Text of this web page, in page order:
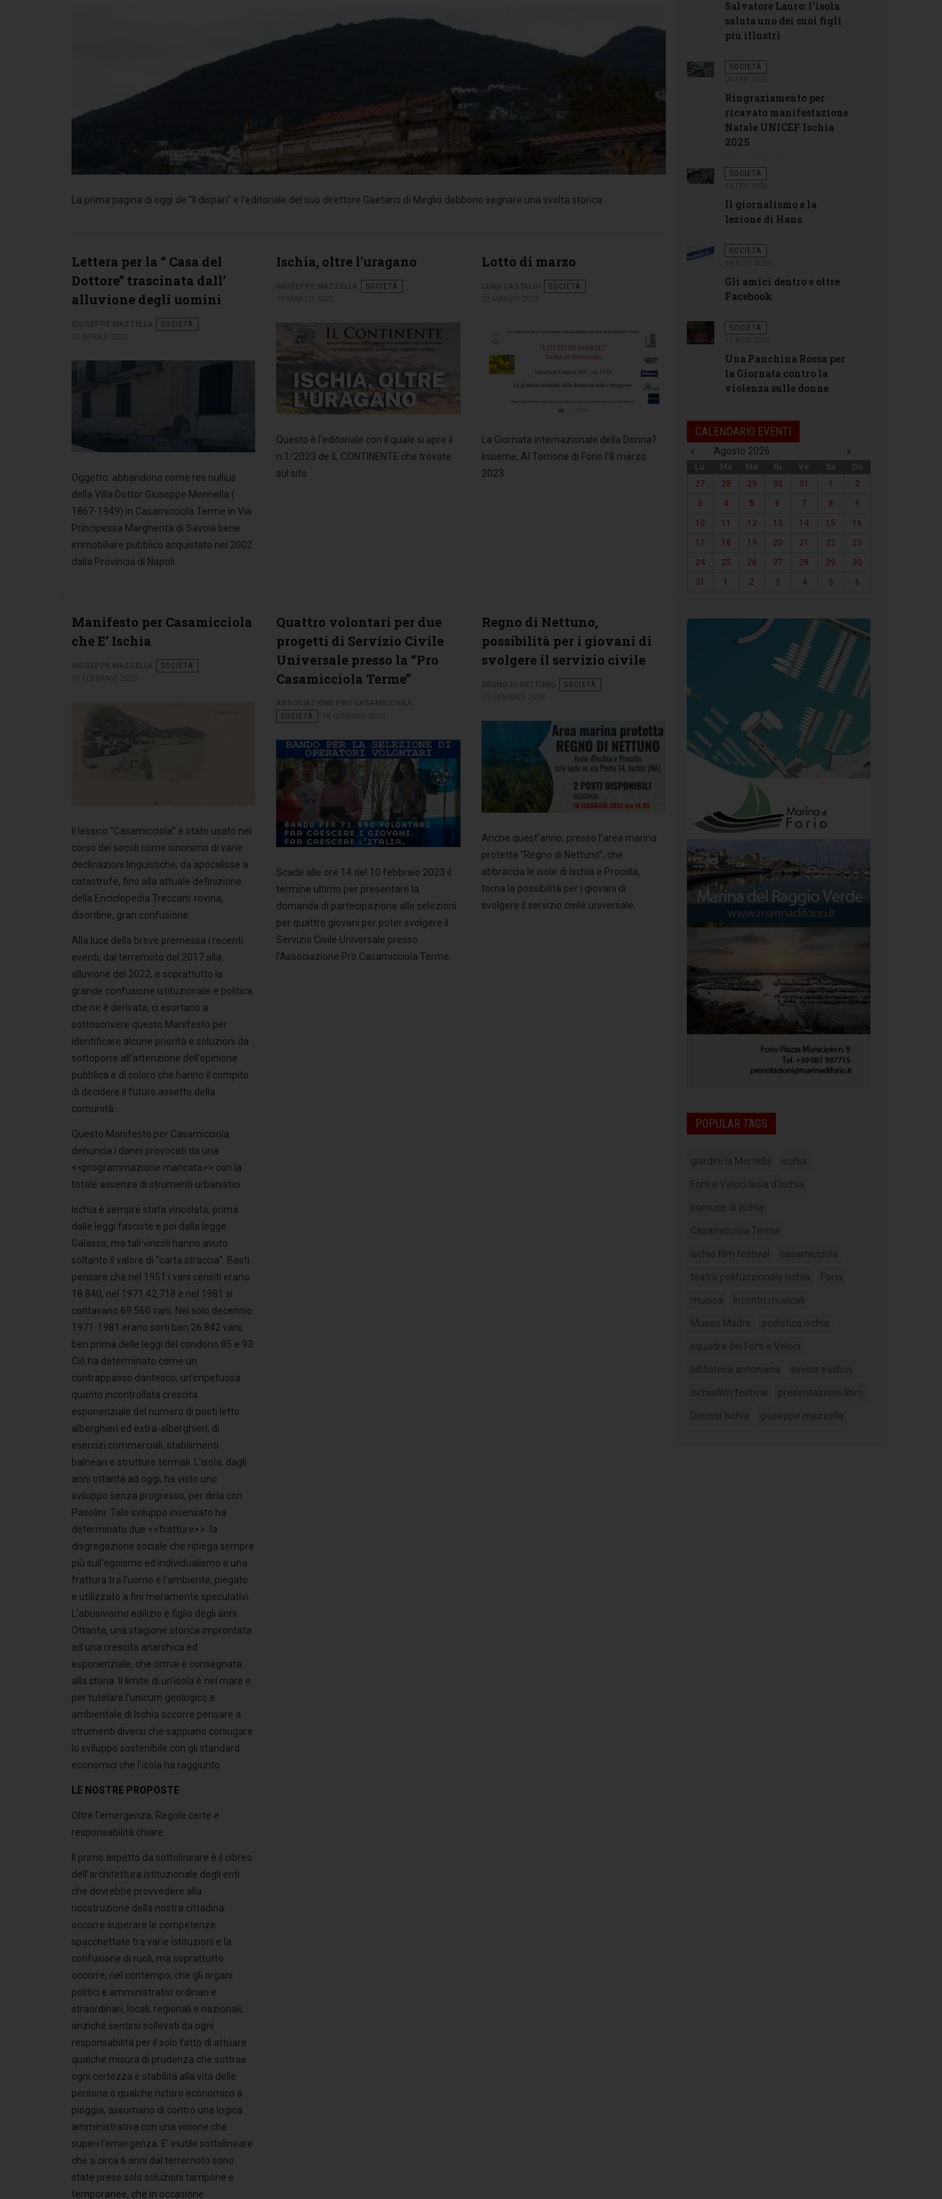
La prima pagina di oggi de "Il dispari" e l'editoriale del suo direttore Gaetano di Meglio debbono segnare una svolta storica.
Lettera per la “ Casa del
Dottore” trascinata dall’
alluvione degli uomini
SOCIETÀ
Oggetto: abbandono come res nullius
della Villa Dottor Giuseppe Mennella (
1867-1949) in Casamicciola Terme in Via
Principessa Margherita di Savoia bene
immobiliare pubblico acquistato nel 2002
dalla Provincia di Napoli.
Ischia, oltre l'uragano
SOCIETÀ
Questo è l'editoriale con il quale si apre il
n.1/2023 de IL CONTINENTE che trovate
sul sito
Lotto di marzo
SOCIETÀ
La Giornata internazionale della Donna?
Insieme, Al Torrione di Forio l’8 marzo
2023.
Manifesto per Casamicciola
che E’ Ischia
SOCIETÀ
Il lessico “Casamicciola” è stato usato nel
corso dei secoli come sinonimo di varie
declinazioni linguistiche, da apocalisse a
catastrofe, fino alla attuale definizione
della Enciclopedia Treccani: rovina,
disordine, gran confusione.
Alla luce della breve premessa i recenti
eventi, dal terremoto del 2017 alla
alluvione del 2022, e soprattutto la
grande confusione istituzionale e politica
che ne è derivata, ci esortano a
sottoscrivere questo Manifesto per
identificare alcune priorità e soluzioni da
sottoporre all’attenzione dell’opinione
pubblica e di coloro che hanno il compito
di decidere il futuro assetto della
comunità.
Questo Manifesto per Casamicciola
denuncia i danni provocati da una
<<programmazione mancata>> con la
totale assenza di strumenti urbanistici.
Ischia è sempre stata vincolata, prima
dalle leggi fasciste e poi dalla legge
Galasso, ma tali vincoli hanno avuto
soltanto il valore di “carta straccia”. Basti
pensare che nel 1951 i vani censiti erano
18.840, nel 1971 42,718 e nel 1981 si
contavano 69.560 vani. Nel solo decennio
1971-1981 erano sorti ben 26.842 vani,
ben prima delle leggi del condono 85 e 93.
Ciò ha determinato come un
contrappasso dantesco, un'impetuosa
quanto incontrollata crescita
esponenziale del numero di posti letto
alberghieri ed extra-alberghieri, di
esercizi commerciali, stabilimenti
balneari e strutture termali. L’isola, dagli
anni ottanta ad oggi, ha visto uno
sviluppo senza progresso, per dirla con
Pasolini. Tale sviluppo insensato ha
determinato due <<fratture>>: la
disgregazione sociale che ripiega sempre
più sull'egoismo ed individualismo e una
frattura tra l'uomo e l'ambiente, piegato
e utilizzato a fini meramente speculativi.
L’abusivismo edilizio è figlio degli anni
Ottanta, una stagione storica improntata
ad una crescita anarchica ed
esponenziale, che ormai è consegnata
alla storia. Il limite di un’isola è nel mare e
per tutelare l’unicum geologico e
ambientale di Ischia occorre pensare a
strumenti diversi che sappiano coniugare
lo sviluppo sostenibile con gli standard
economici che l’isola ha raggiunto.
LE NOSTRE PROPOSTE
Oltre l’emergenza. Regole certe e
responsabilità chiare.
Il primo aspetto da sottolineare è il cibreo
dell’architettura istituzionale degli enti
che dovrebbe provvedere alla
ricostruzione della nostra cittadina:
occorre superare le competenze
spacchettate tra varie istituzioni e la
confusione di ruoli, ma soprattutto
occorre, nel contempo, che gli organi
politici e amministrativi ordinari e
straordinari, locali, regionali e nazionali,
anziché sentirsi sollevati da ogni
responsabilità per il solo fatto di attuare
qualche misura di prudenza che sottrae
ogni certezza e stabilità alla vita delle
persone o qualche ristoro economico a
pioggia, assumano di contro una logica
amministrativa con una visione che
superi l’emergenza. E’ inutile sottolineare
che a circa 6 anni dal terremoto sono
state prese solo soluzioni tampone e
temporanee, che in occasione
Quattro volontari per due
progetti di Servizio Civile
Universale presso la “Pro
Casamicciola Terme”
SOCIETÀ
Scade alle ore 14 del 10 febbraio 2023 il
termine ultimo per presentare la
domanda di partecipazione alle selezioni
per quattro giovani per poter svolgere il
Servizio Civile Universale presso
l’Associazione Pro Casamicciola Terme.
Regno di Nettuno,
possibilità per i giovani di
svolgere il servizio civile
SOCIETÀ
Anche quest’anno, presso l’area marina
protetta “Regno di Nettuno”, che
abbraccia le isole di Ischia e Procida,
torna la possibilità per i giovani di
svolgere il servizio civile universale.
Salvatore Lauro: l’isola
saluta uno dei suoi figli
più illustri
SOCIETÀ
Ringraziamento per
ricavato manifestazione
Natale UNICEF Ischia
2025
SOCIETÀ
Il giornalismo e la
lezione di Hans
SOCIETÀ
Gli amici dentro e oltre
Facebook
SOCIETÀ
Una Panchina Rossa per
la Giornata contro la
violenza sulle donne
CALENDARIO EVENTI
« Agosto 2026 »
Lu Ma Me Gi Ve Sa
Do
27
28 29 30 31 1
2
3
4 5 6 7 8
9
10
11 12 13 14 15
16
17
18 19 20 21 22
23
24
25 26 27 28 29
30
31
1 2 3 4 5 6
POPULAR TAGS
giardini la Mortella ischia
Forti e Veloci Isola d'Ischia
comune di ischia
Casamicciola Terme
ischia film festival casamicciola
teatro polifunzionale ischia Forio
musica incontri musicali
Museo Madre podistica ischia
squadra dei Forti e Veloci
biblioteca antoniana avviso eavbus
ischiafilm festival presentazione libro
Diocesi Ischia giuseppe mazzella